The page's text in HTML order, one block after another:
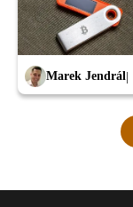
Marek Jendrál